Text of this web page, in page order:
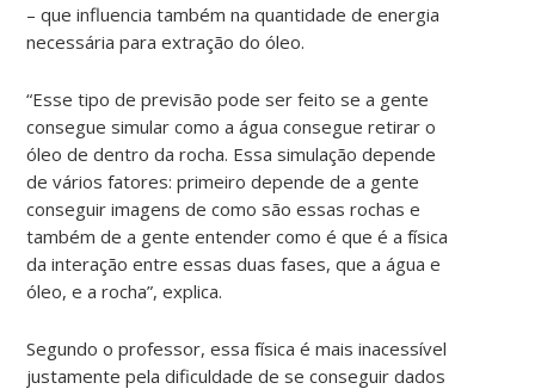
– que influencia também na quantidade de energia
necessária para extração do óleo.
“Esse tipo de previsão pode ser feito se a gente
consegue simular como a água consegue retirar o
óleo de dentro da rocha. Essa simulação depende
de vários fatores: primeiro depende de a gente
conseguir imagens de como são essas rochas e
também de a gente entender como é que é a física
da interação entre essas duas fases, que a água e
óleo, e a rocha”, explica.
Segundo o professor, essa física é mais inacessível
justamente pela dificuldade de se conseguir dados